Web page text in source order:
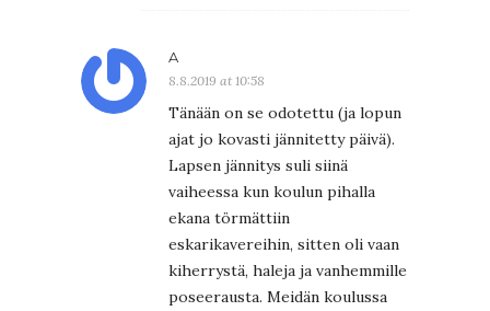
A
8.8.2019 at 10:58
Tänään on se odotettu (ja lopun
ajat jo kovasti jännitetty päivä).
Lapsen jännitys suli siinä
vaiheessa kun koulun pihalla
ekana törmättiin
eskarikavereihin, sitten oli vaan
kiherrystä, haleja ja vanhemmille
poseerausta. Meidän koulussa